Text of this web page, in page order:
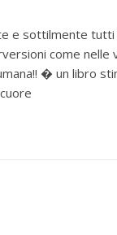
e sottilmente
come nelle
� un libro